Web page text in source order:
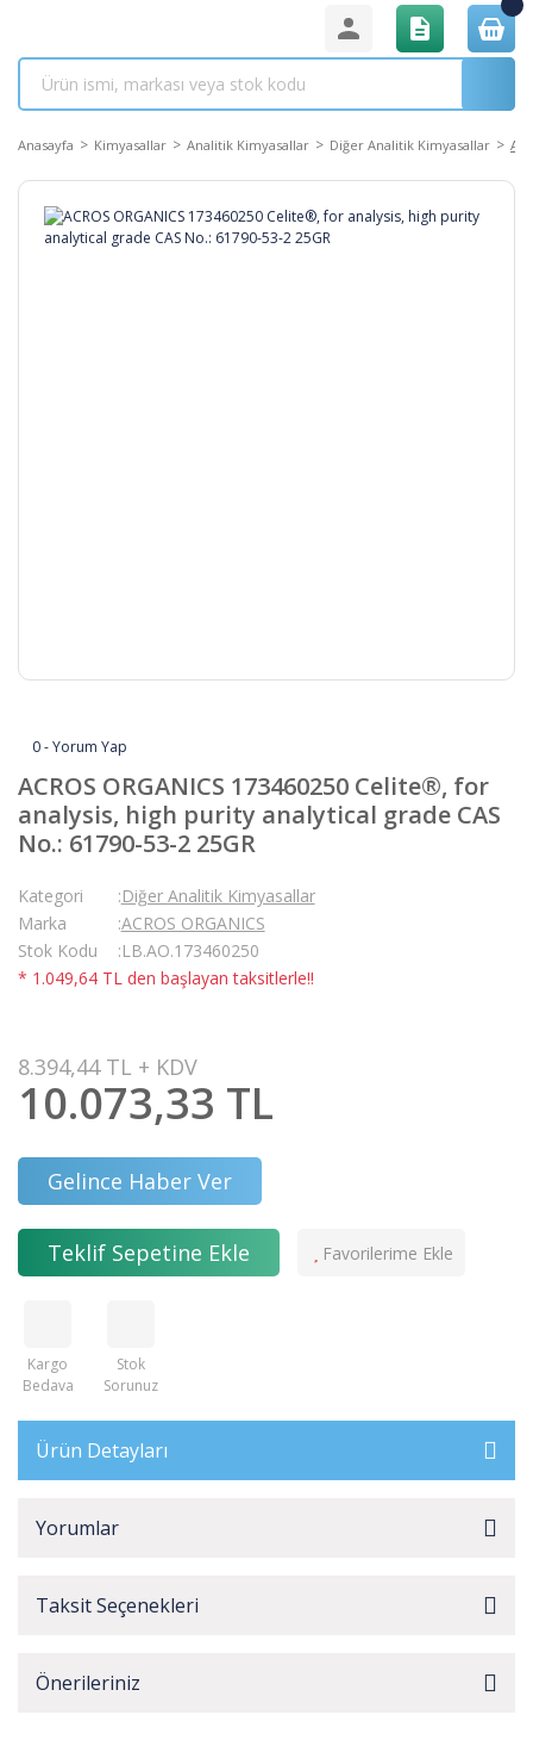
Anasayfa Kimyasallar Analitik Kimyasallar Diğer Analitik Kimyasallar
0 - Yorum Yap
ACROS ORGANICS 173460250 Celite®, for
analysis, high purity analytical grade CAS
No.: 61790-53-2 25GR
Kategori
Diğer Analitik Kimyasallar
Marka
ACROS ORGANICS
Stok Kodu
LB.AO.173460250
* 1.049,64 TL den başlayan taksitlerle!!
8.394,44 TL + KDV
10.073,33 TL
Gelince Haber Ver
Teklif Sepetine Ekle
Kargo
Bedava
Stok
Sorunuz
Ürün Detayları
Yorumlar
Taksit Seçenekleri
Önerileriniz